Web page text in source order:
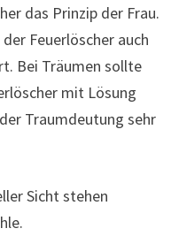
das Prinzip der Frau.
Feuerlöscher auch
Bei Träumen sollte
mit Lösung
Traumdeutung sehr
Sicht stehen